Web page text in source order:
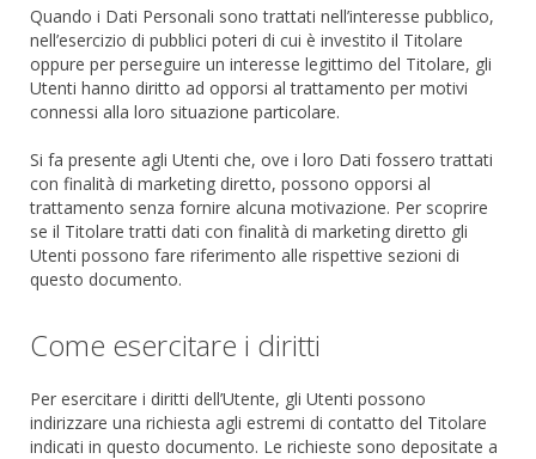
Quando i Dati Personali sono trattati nell’interesse pubblico,
nell’esercizio di pubblici poteri di cui è investito il Titolare
oppure per perseguire un interesse legittimo del Titolare, gli
Utenti hanno diritto ad opporsi al trattamento per motivi
connessi alla loro situazione particolare.
Si fa presente agli Utenti che, ove i loro Dati fossero trattati
con finalità di marketing diretto, possono opporsi al
trattamento senza fornire alcuna motivazione. Per scoprire
se il Titolare tratti dati con finalità di marketing diretto gli
Utenti possono fare riferimento alle rispettive sezioni di
questo documento.
Come esercitare i diritti
Per esercitare i diritti dell’Utente, gli Utenti possono
indirizzare una richiesta agli estremi di contatto del Titolare
indicati in questo documento. Le richieste sono depositate a